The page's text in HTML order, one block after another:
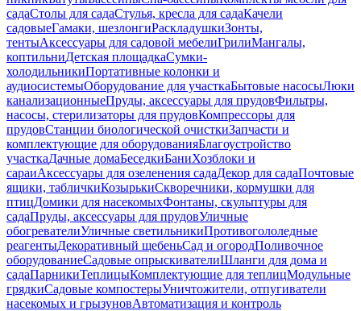
садаСтолы для садаСтулья, кресла для садаКачели
садовыеГамаки, шезлонгиРаскладушкиЗонты,
тентыАксессуары для садовой мебелиГрилиМангалы,
коптильниДетская площадкаСумки-
холодильникиПортативные колонки и
аудиосистемыОборудование для участкаБытовые насосыЛюки
канализационныеПруды, аксессуары для прудовФильтры,
насосы, стерилизаторы для прудовКомпрессоры для
прудовСтанции биологической очисткиЗапчасти и
комплектующие для оборудованияБлагоустройство
участкаДачные домаБеседкиБаниХозблоки и
сараиАксессуары для озеленения садаДекор для садаПочтовые
ящики, табличкиКозырькиСкворечники, кормушки для
птицДомики для насекомыхФонтаны, скульптуры для
садаПруды, аксессуары для прудовУличные
обогревателиУличные светильникиПротивогололедные
реагентыДекоративный щебеньСад и огородПоливочное
оборудованиеСадовые опрыскивателиШланги для дома и
садаПарникиТеплицыКомплектующие для теплицМодульные
грядкиСадовые компостерыУничтожители, отпугиватели
насекомых и грызуновАвтоматизация и контроль